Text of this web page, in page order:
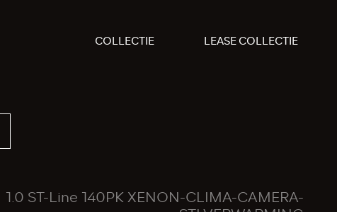
COLLECTIE LEASE COLLECTIE
1.0 ST-Line 140PK XENON-CLIMA-CAMERA-